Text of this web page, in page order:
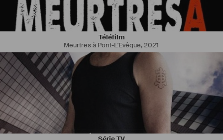
Téléfilm
Meurtres à Pont-L'Evêque,2021